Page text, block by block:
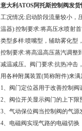
意大利ATOS阿托斯控制阀发货
工况情况:启动阶段流量较小，
温器):控制要求:将高压水喷射
类型多样:喷嘴型，辅助雾化型
控制要求:将高温高压蒸汽调整
减温减压。阀门要求:抗热冲击
用各种附属装置(简称附件)来
1、阀门定位器用于改善控制
2、阀位开关显示阀门的上下
3、气动保位阀当控制阀的气
4、电磁阀实现气路的电磁切